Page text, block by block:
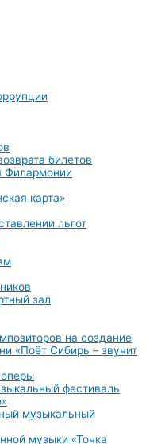
билетов
Филармонии
карта»
льгот
зал
на создание
«Поёт Сибирь – звучит
фестиваль
музыкальный
музыки «Точка